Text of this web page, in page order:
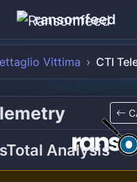
ransomfeed
Vittima CTI
Analysis